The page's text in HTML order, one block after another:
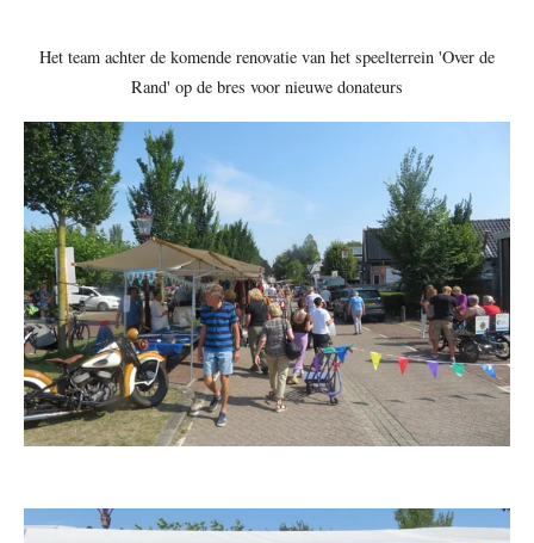
Het team achter de komende renovatie van het speelterrein 'Over de
Rand' op de bres voor nieuwe donateurs